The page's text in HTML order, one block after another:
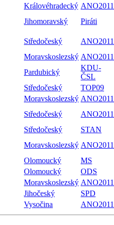
Královéhradecký ANO2011
Jihomoravský Piráti
Středočeský
ANO2011
Moravskoslezský ANO2011
Pardubický
KDU-
ČSL
Středočeský
TOP09
Moravskoslezský ANO2011
Středočeský
ANO2011
Středočeský
STAN
Moravskoslezský ANO2011
Olomoucký
MS
Olomoucký
ODS
Moravskoslezský ANO2011
Jihočeský
SPD
Vysočina ANO2011